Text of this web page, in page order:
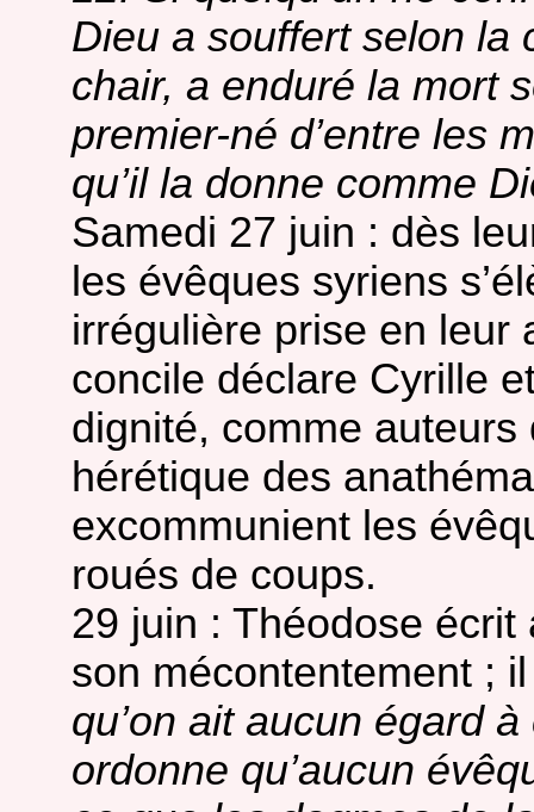
Dieu a souffert selon la
chair, a enduré la mort
premier-né d’entre les
qu’il la donne comme
Samedi 27 juin : dès
les évêques syriens
irrégulière prise en leur
concile déclare Cyrille
dignité, comme
hérétique des
excommunient les
roués de coups.
29 juin : Théodose
son mécontentement ;
qu’on ait aucun égard
ordonne qu’aucun